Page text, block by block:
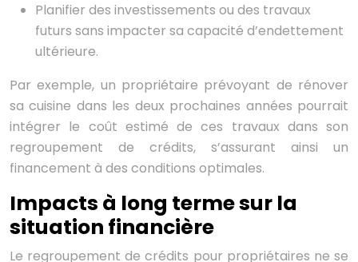
Planifier des investissements ou des travaux
futurs sans impacter sa capacité d’endettement
ultérieure.
Par exemple, un propriétaire prévoyant de rénover
sa cuisine dans les deux prochaines années pourrait
intégrer le coût estimé de ces travaux dans son
regroupement de crédits, s’assurant ainsi un
financement à des conditions optimales.
Impacts à long terme sur la
situation financière
Le regroupement de crédits pour propriétaires ne se